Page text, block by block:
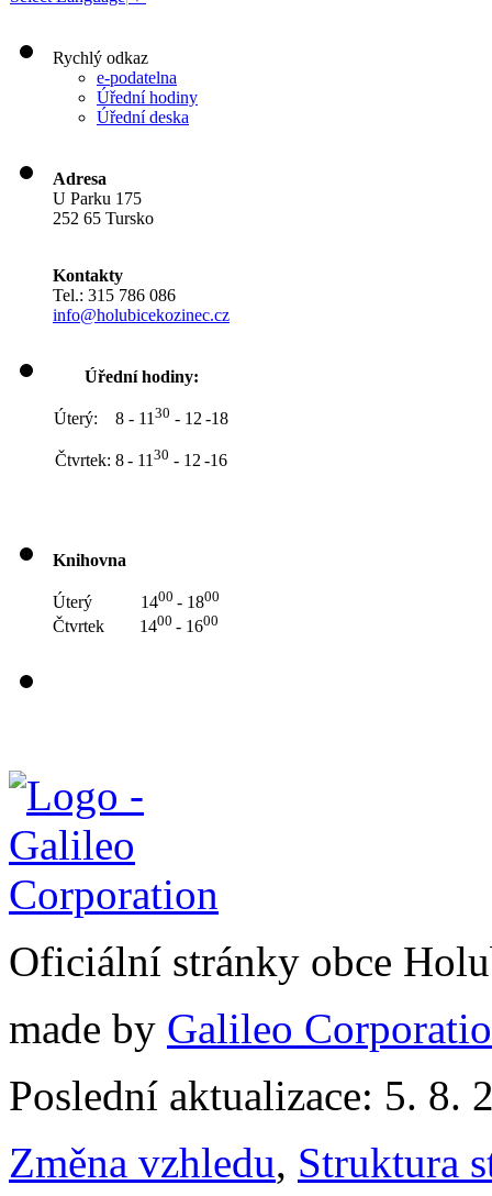
Rychlý odkaz
e-podatelna
Úřední hodiny
Úřední deska
Adresa
U Parku 175
252 65 Tursko
Kontakty
Tel.: 315 786 086
info@holubicekozinec.cz
Úřední hodiny:
Úterý: 8 - 1130 - 12-18
Čtvrtek: 8- 1130 - 12-16
Knihovna
Úterý 1400 - 1800
Čtvrtek 1400 - 1600
Oficiální stránky obce
made by Galileo
Poslední aktualizace: 5. 8.
Změna vzhledu, Struktura